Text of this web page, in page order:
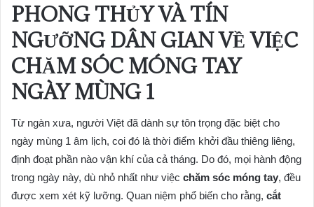
PHONG THỦY VÀ TÍN
NGƯỠNG DÂN GIAN VỀ VIỆC
CHĂM SÓC MÓNG TAY
NGÀY MÙNG 1
Từ ngàn xưa, người Việt đã dành sự tôn trọng đặc biệt cho
ngày mùng 1 âm lịch, coi đó là thời điểm khởi đầu thiêng liêng,
định đoạt phần nào vận khí của cả tháng. Do đó, mọi hành động
trong ngày này, dù nhỏ nhất như việc chăm sóc móng tay, đều
được xem xét kỹ lưỡng. Quan niệm phổ biến cho rằng, cắt